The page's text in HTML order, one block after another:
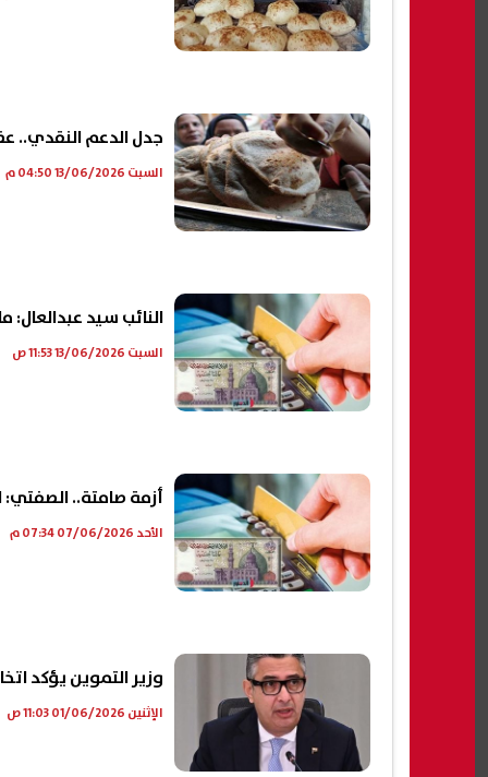
جدل الدعم النقدي.. عضو
السبت 13/06/2026 04:50 م
النائب سيد
السبت 13/06/2026 11:53 ص
أزمة صامتة..
الأحد 07/06/2026 07:34 م
وزير التموين يؤكد
الإثنين 01/06/2026 11:03 ص